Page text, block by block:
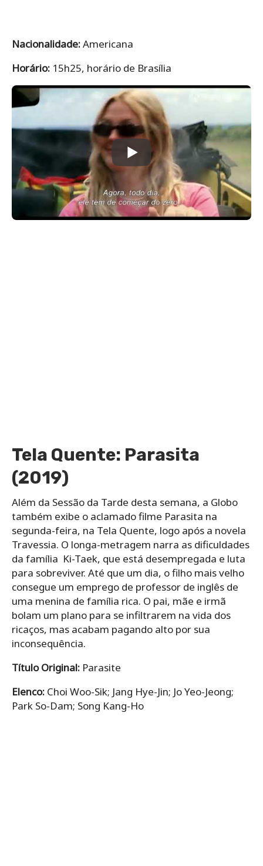
Nacionalidade:Americana
Horário: 15h25, horário de Brasília
Tela Quente: Parasita
(2019)
Além da Sessão da Tarde desta semana, a Globo
também exibe o aclamado filme Parasita na
segunda-feira, na Tela Quente, logo após a novela
Travessia. O longa-metragem narra as dificuldades
da família Ki-Taek, que está desempregada e luta
para sobreviver. Até que um dia, o filho mais velho
consegue um emprego de professor de inglês de
uma menina de família rica. O pai, mãe e irmã
bolam um plano para se infiltrarem na vida dos
ricaços, mas acabam pagando alto por sua
inconsequência.
Título Original: Parasite
Elenco: Choi Woo-Sik; Jang Hye-Jin; Jo Yeo-Jeong;
Park So-Dam; Song Kang-Ho